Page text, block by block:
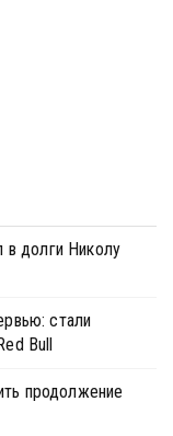
в долги Николу
стали
Bull
продолжение